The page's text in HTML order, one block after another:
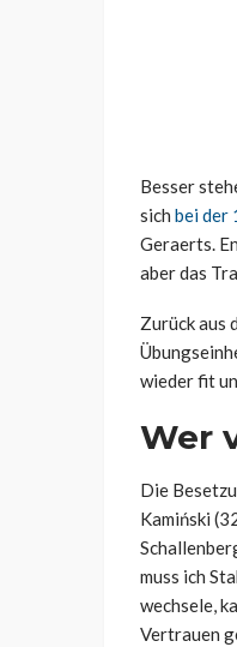
Besser
sich bei der
Geraerts.
aber das
Zurück aus
wieder fit
Wer
Die
Kamiński
muss ich
wechsele,
Vertrauen